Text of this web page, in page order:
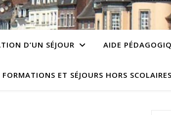
D’UN SÉJOUR AIDE
FORMATIONS ET SÉJOURS HORS SCOLAIRES